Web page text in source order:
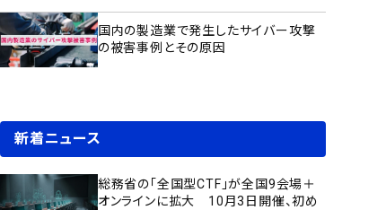
国内の製造業で発生したサイバー攻撃
の被害事例とその原因
新着ニュース
総務省の「全国型CTF」が全国9会場＋
オンラインに拡大 10月3日開催、初め